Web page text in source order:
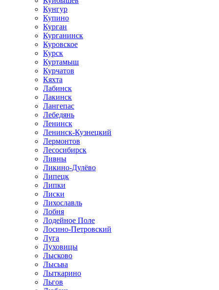
Кунгур
Купино
Курган
Курганинск
Куровское
Курск
Куртамыш
Курчатов
Кяхта
Лабинск
Лакинск
Лангепас
Лебедянь
Ленинск
Ленинск-Кузнецкий
Лермонтов
Лесосибирск
Ливны
Ликино-Дулёво
Липецк
Липки
Лиски
Лихославль
Лобня
Лодейное Поле
Лосино-Петровский
Луга
Луховицы
Лысково
Лысьва
Лыткарино
Льгов